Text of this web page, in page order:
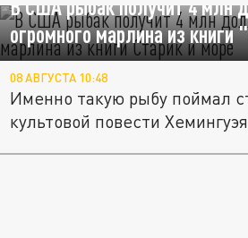
В США рыбак получит 4 млн
огромного марлина из
08 АВГУСТА 10:48
Именно такую рыбу поймал
культовой повести